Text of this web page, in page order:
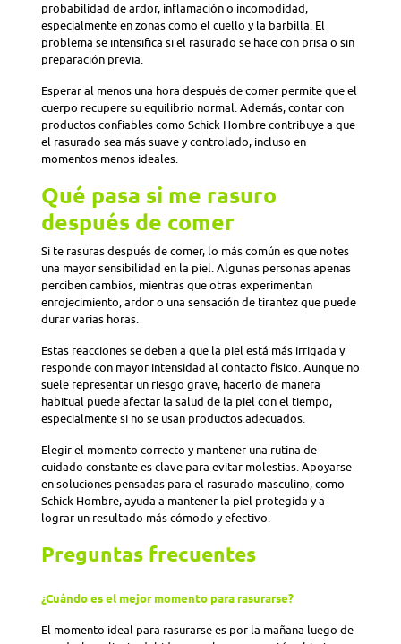
probabilidad de ardor, inflamación o incomodidad,
especialmente en zonas como el cuello y la barbilla. El
problema se intensifica si el rasurado se hace con prisa o sin
preparación previa.
Esperar al menos una hora después de comer permite que el
cuerpo recupere su equilibrio normal. Además, contar con
productos confiables como Schick Hombre contribuye a que
el rasurado sea más suave y controlado, incluso en
momentos menos ideales.
Qué pasa si me rasuro
después de comer
Si te rasuras después de comer, lo más común es que notes
una mayor sensibilidad en la piel. Algunas personas apenas
perciben cambios, mientras que otras experimentan
enrojecimiento, ardor o una sensación de tirantez que puede
durar varias horas.
Estas reacciones se deben a que la piel está más irrigada y
responde con mayor intensidad al contacto físico. Aunque no
suele representar un riesgo grave, hacerlo de manera
habitual puede afectar la salud de la piel con el tiempo,
especialmente si no se usan productos adecuados.
Elegir el momento correcto y mantener una rutina de
cuidado constante es clave para evitar molestias. Apoyarse
en soluciones pensadas para el rasurado masculino, como
Schick Hombre, ayuda a mantener la piel protegida y a
lograr un resultado más cómodo y efectivo.
Preguntas frecuentes
¿Cuándo es el mejor momento para rasurarse?
El momento ideal para rasurarse es por la mañana luego de